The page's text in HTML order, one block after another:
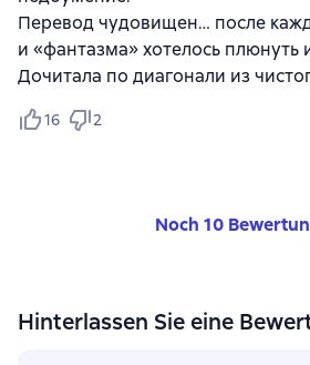
Перевод чудовищен… после
и «фантазма» хотелось плюнуть
Дочитала по диагонали из
16 2
Noch 10
Hinterlassen Sie eine